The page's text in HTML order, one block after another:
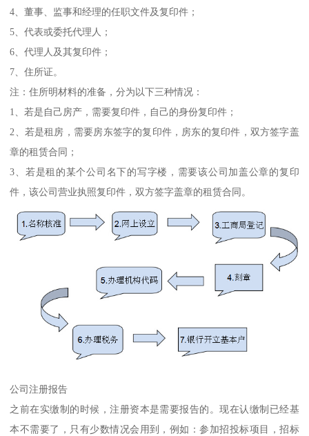
4、董事、监事和经理的任职文件及复印件；
5、代表或委托代理人；
6、代理人及其复印件；
7、住所证。
注：住所明材料的准备，分为以下三种情况：
1、若是自己房产，需要复印件，自己的身份复印件；
2、若是租房，需要房东签字的复印件，房东的复印件，双方签字盖
章的租赁合同；
3、若是租的某个公司名下的写字楼，需要该公司加盖公章的复印
件，该公司营业执照复印件，双方签字盖章的租赁合同。
公司注册报告
之前在实缴制的时候，注册资本是需要报告的。现在认缴制已经基
本不需要了，只有少数情况会用到，例如：参加招投标项目，招标